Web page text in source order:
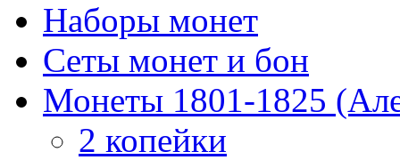
Наборы монет
Сеты монет и бон
Монеты 1801-1825
2 копейки